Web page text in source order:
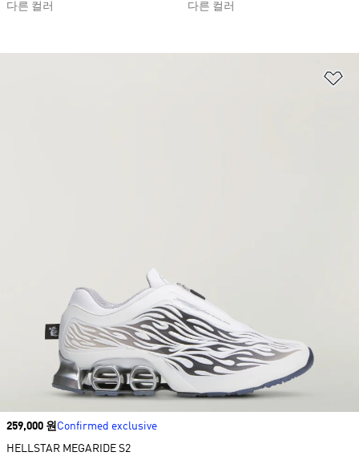
다른 컬러
다른 컬러
Price
259,000 원Confirmed exclusive
HELLSTAR MEGARIDE S2